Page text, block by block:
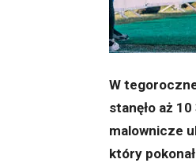
W
stanęło aż
malownicze
który